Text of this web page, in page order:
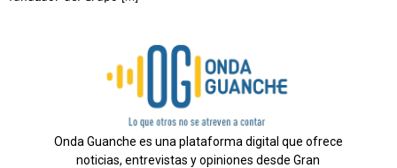
Onda Guanche es una plataforma digital que ofrece
noticias, entrevistas y opiniones desde Gran